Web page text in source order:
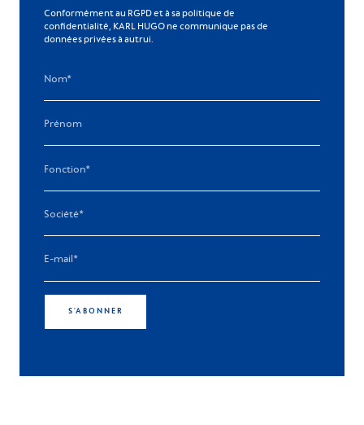
Conformément au RGPD et à sa politique de
confidentialité, KARL HUGO ne communique pas de
données privées à autrui.
S'ABONNER